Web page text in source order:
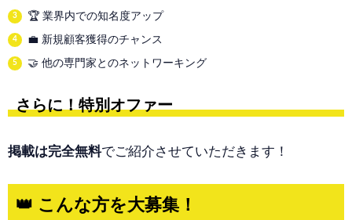
🏆 業界内での知名度アップ
💼 新規顧客獲得のチャンス
🤝 他の専門家とのネットワーキング
さらに！特別オファー
掲載は完全無料でご紹介させていただきます！
👑 こんな方を大募集！